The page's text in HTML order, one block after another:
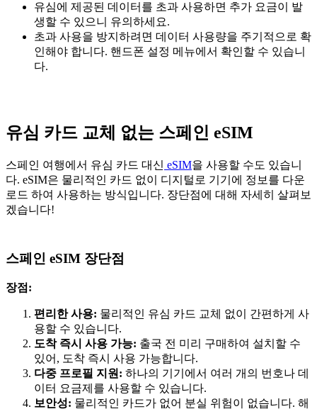
유심에 제공된 데이터를 초과 사용하면 추가 요금이 발
생할 수 있으니 유의하세요.
초과 사용을 방지하려면 데이터 사용량을 주기적으로 확
인해야 합니다. 핸드폰 설정 메뉴에서 확인할 수 있습니
다.
유심 카드 교체 없는 스페인 eSIM
스페인 여행에서 유심 카드 대신 eSIM을 사용할 수도 있습니
다. eSIM은 물리적인 카드 없이 디지털로 기기에 정보를 다운
로드 하여 사용하는 방식입니다. 장단점에 대해 자세히 살펴보
겠습니다!
스페인 eSIM 장단점
장점:
편리한 사용: 물리적인 유심 카드 교체 없이 간편하게 사
용할 수 있습니다.
도착 즉시 사용 가능: 출국 전 미리 구매하여 설치할 수
있어, 도착 즉시 사용 가능합니다.
다중 프로필 지원: 하나의 기기에서 여러 개의 번호나 데
이터 요금제를 사용할 수 있습니다.
보안성: 물리적인 카드가 없어 분실 위험이 없습니다. 해